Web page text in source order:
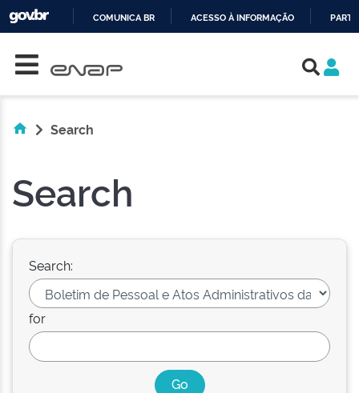
COMUNICA BR ACESSO À INFORMAÇÃO
Search
Search
Search:
for